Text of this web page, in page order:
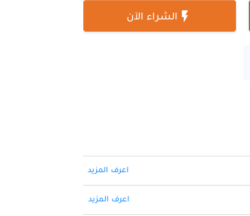
 الشراء الآن
اعرف المزيد
اعرف المزيد